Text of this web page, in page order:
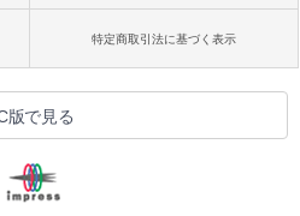
特定商取引法に基づく表示
版で見る